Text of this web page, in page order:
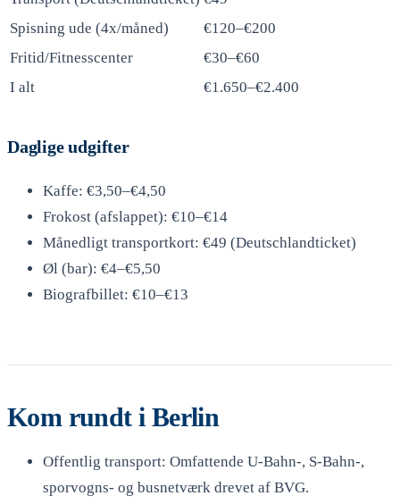
Spisning ude (4x/måned)
€120–€200
Fritid/Fitnesscenter
€30–€60
I alt
€1.650–€2.400
Daglige udgifter
Kaffe: €3,50–€4,50
Frokost (afslappet): €10–€14
Månedligt transportkort: €49 (Deutschlandticket)
Øl (bar): €4–€5,50
Biografbillet: €10–€13
Kom rundt i Berlin
Offentlig transport: Omfattende U-Bahn-, S-Bahn-,
sporvogns- og busnetværk drevet af BVG.